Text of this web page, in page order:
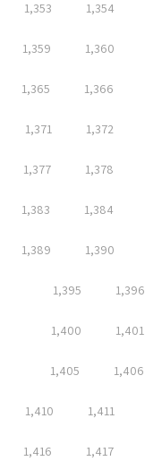
1,353 1,354
1,359 1,360
1,365 1,366
1,371 1,372
1,377 1,378
1,383 1,384
1,389 1,390
1,395 1,396
1,400 1,401
1,405 1,406
1,410 1,411
1,416 1,417